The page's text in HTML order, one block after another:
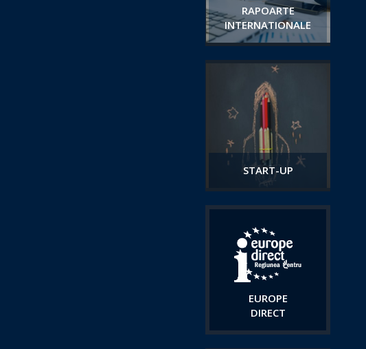
RAPOARTE
INTERNATIONALE
START-UP
EUROPE
DIRECT